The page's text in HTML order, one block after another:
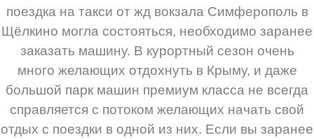
поездка на такси от жд вокзала Симферополь в
Щёлкино могла состояться, необходимо заранее
заказать машину. В курортный сезон очень
много желающих отдохнуть в Крыму, и даже
большой парк машин премиум класса не всегда
справляется с потоком желающих начать свой
отдых с поездки в одной из них. Если вы заранее